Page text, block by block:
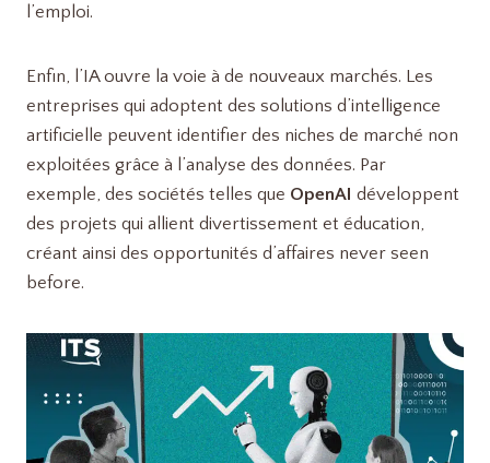
l’emploi.
Enfin, l’IA ouvre la voie à de nouveaux marchés. Les
entreprises qui adoptent des solutions d’intelligence
artificielle peuvent identifier des niches de marché non
exploitées grâce à l’analyse des données. Par
exemple, des sociétés telles que OpenAI développent
des projets qui allient divertissement et éducation,
créant ainsi des opportunités d’affaires never seen
before.